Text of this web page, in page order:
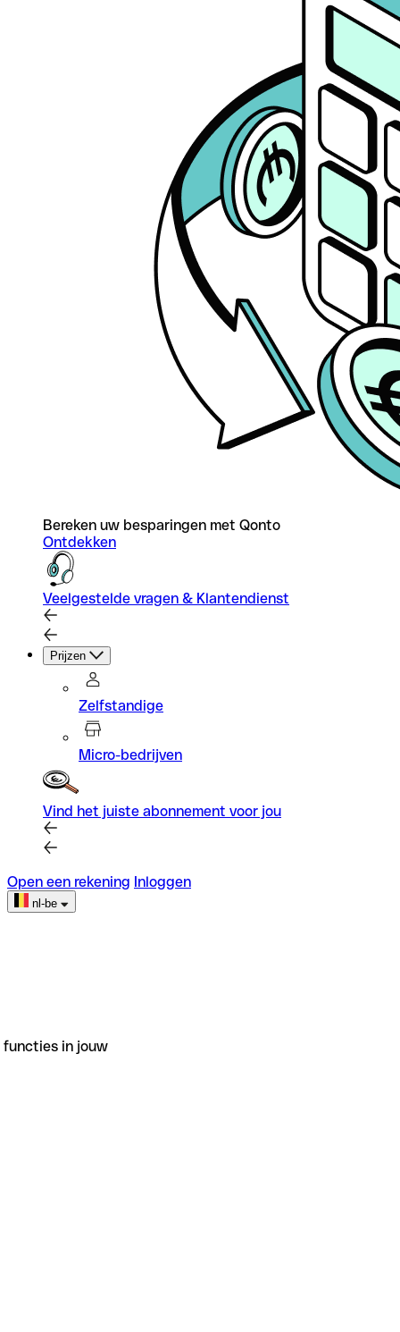
Bereken uw besparingen met Qonto
Ontdekken
Veelgestelde vragen & Klantendienst
Prijzen
Zelfstandige
Micro-bedrijven
Vind het juiste abonnement voor jou
Open een rekening Inloggen
nl-be
in jouw